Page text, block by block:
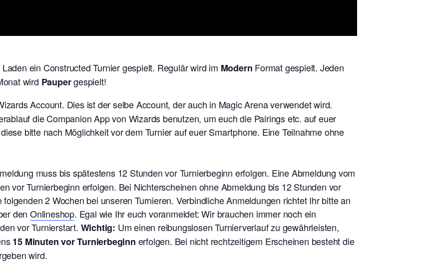
ein Constructed Turnier gespielt. Regulär wird im Modern Format gespielt. Jeden
wird Paupergespielt!
Account. Dies ist der selbe Account, der auch in Magic Arena verwendet wird.
die Companion App von Wizards benutzen, um euch die Pairings etc. auf euer
bitte nach Möglichkeit vor dem Turnier auf euer Smartphone. Eine Teilnahme ohne
muss bis spätestens 12 Stunden vor Turnierbeginn erfolgen. Eine Abmeldung vom
vor Turnierbeginn erfolgen. Bei Nichterscheinen ohne Abmeldung bis 12 Stunden vor
2 Wochen bei unseren Turnieren. Verbindliche Anmeldungen richtet Ihr bitte an
denOnlineshop. Egal wie Ihr euch voranmeldet: Wir brauchen immer noch ein
vor Turnierstart. Wichtig: Um einen reibungslosen Turnierverlauf zu gewährleisten,
15 Minuten vor Turnierbeginn erfolgen. Bei nicht rechtzeitigem Erscheinen besteht die
wird.